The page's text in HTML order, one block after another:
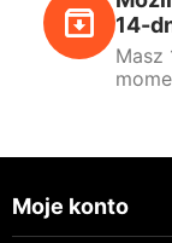
14-
Masz
Moje konto